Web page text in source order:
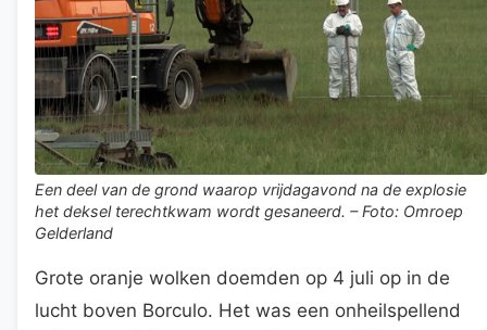
Een deel van de grond waarop vrijdagavond na de explosie
het deksel terechtkwam wordt gesaneerd. – Foto: Omroep
Gelderland
Grote oranje wolken doemden op 4 juli op in de
lucht boven Borculo. Het was een onheilspellend